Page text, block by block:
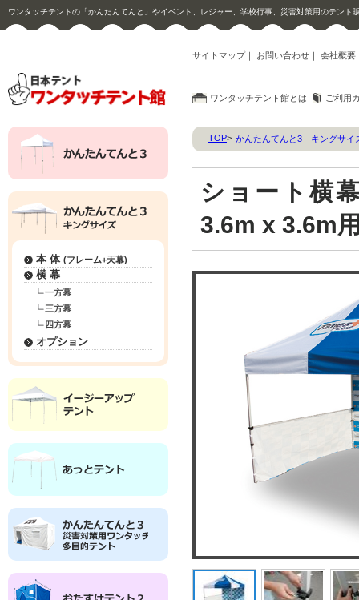
ワンタッチテントの「かんたんてんと」やイベント、レジャー、学校行事、災害対策用のテント
サイトマップ｜ お問い合わせ ｜ 会社概要
ワンタッチテント館とは ご利用
本 体 (フレーム+天幕)
横 幕
一方幕
三方幕
四方幕
オプション
TOP> かんたんてんと3 キングサイ
ショート横
3.6m x 3.6m